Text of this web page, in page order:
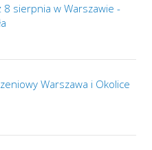
8 sierpnia w Warszawie -
Warszawa i Okolice